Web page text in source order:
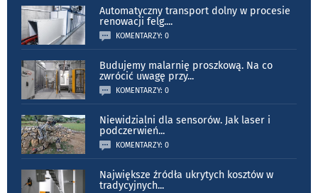
Automatyczny transport dolny w procesie
renowacji felg....
KOMENTARZY: 0
Budujemy malarnię proszkową. Na co
zwrócić uwagę przy...
KOMENTARZY: 0
Niewidzialni dla sensorów. Jak laser i
podczerwień...
KOMENTARZY: 0
Największe źródła ukrytych kosztów w
tradycyjnych...